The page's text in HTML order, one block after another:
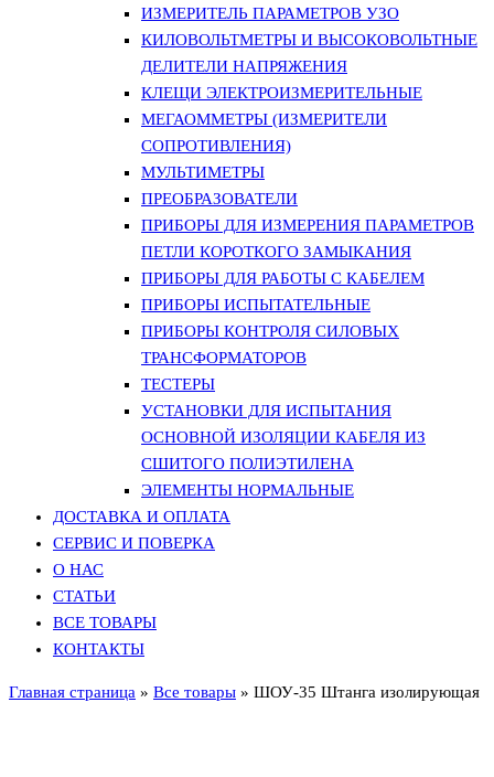
ИЗМЕРИТЕЛЬ ПАРАМЕТРОВ УЗО
КИЛОВОЛЬТМЕТРЫ И ВЫСОКОВОЛЬТНЫЕ
ДЕЛИТЕЛИ НАПРЯЖЕНИЯ
КЛЕЩИ ЭЛЕКТРОИЗМЕРИТЕЛЬНЫЕ
МЕГАОММЕТРЫ (ИЗМЕРИТЕЛИ
СОПРОТИВЛЕНИЯ)
МУЛЬТИМЕТРЫ
ПРЕОБРАЗОВАТЕЛИ
ПРИБОРЫ ДЛЯ ИЗМЕРЕНИЯ ПАРАМЕТРОВ
ПЕТЛИ КОРОТКОГО ЗАМЫКАНИЯ
ПРИБОРЫ ДЛЯ РАБОТЫ С КАБЕЛЕМ
ПРИБОРЫ ИСПЫТАТЕЛЬНЫЕ
ПРИБОРЫ КОНТРОЛЯ СИЛОВЫХ
ТРАНСФОРМАТОРОВ
ТЕСТЕРЫ
УСТАНОВКИ ДЛЯ ИСПЫТАНИЯ
ОСНОВНОЙ ИЗОЛЯЦИИ КАБЕЛЯ ИЗ
СШИТОГО ПОЛИЭТИЛЕНА
ЭЛЕМЕНТЫ НОРМАЛЬНЫЕ
ДОСТАВКА И ОПЛАТА
СЕРВИС И ПОВЕРКА
О НАС
СТАТЬИ
ВСЕ ТОВАРЫ
КОНТАКТЫ
Главная страница » Все товары » ШОУ-35 Штанга изолирующая